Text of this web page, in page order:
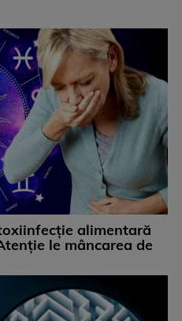
alimentară
le mâncarea de